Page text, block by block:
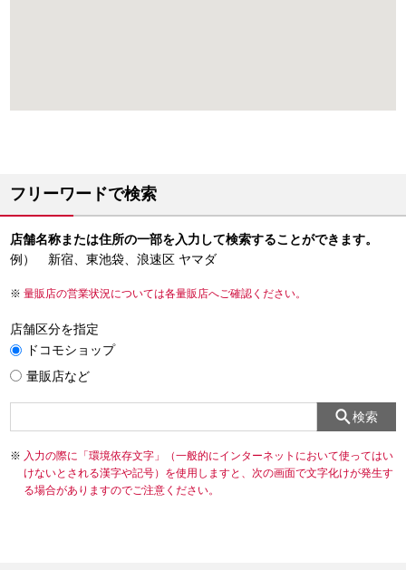
フリーワードで検索
店舗名称または住所の一部を入力して検索することができます。
例） 新宿、東池袋、浪速区 ヤマダ
量販店の営業状況については各量販店へご確認ください。
店舗区分を指定
ドコモショップ
量販店など
検索
入力の際に「環境依存文字」（一般的にインターネットにおいて使ってはい
けないとされる漢字や記号）を使用しますと、次の画面で文字化けが発生す
る場合がありますのでご注意ください。